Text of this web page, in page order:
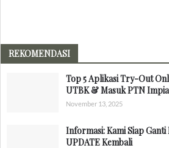
REKOMENDASI
Top 5 Aplikasi Try-Out
UTBK & Masuk PTN
November 13, 2025
Informasi: Kami Siap Ganti
UPDATE Kembali